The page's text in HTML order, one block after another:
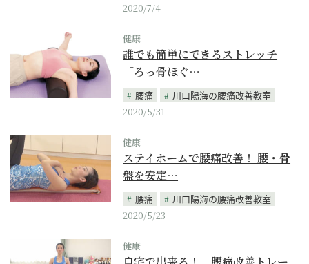
2020/7/4
健康
誰でも簡単にできるストレッチ
「ろっ骨ほぐ…
腰痛
川口陽海の腰痛改善教室
2020/5/31
健康
ステイホームで腰痛改善！ 腰・骨
盤を安定…
腰痛
川口陽海の腰痛改善教室
2020/5/23
健康